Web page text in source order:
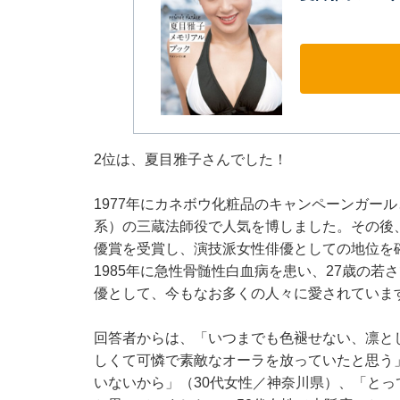
2位は、夏目雅子さんでした！
1977年にカネボウ化粧品のキャンペーンガー
系）の三蔵法師役で人気を博しました。その
優賞を受賞し、演技派女性俳優としての地位
1985年に急性骨髄性白血病を患い、27歳の若
優として、今もなお多くの人々に愛されていま
回答者からは、「いつまでも色褪せない、凛
しくて可憐で素敵なオーラを放っていたと思
いないから」（30代女性／神奈川県）、「と